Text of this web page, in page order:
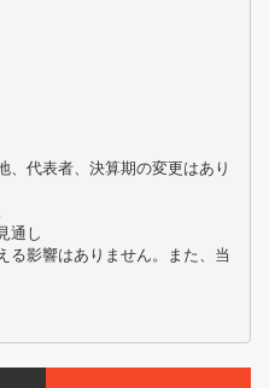
、代表者、決算期の変更はあり
通し
る影響はありません。また、当